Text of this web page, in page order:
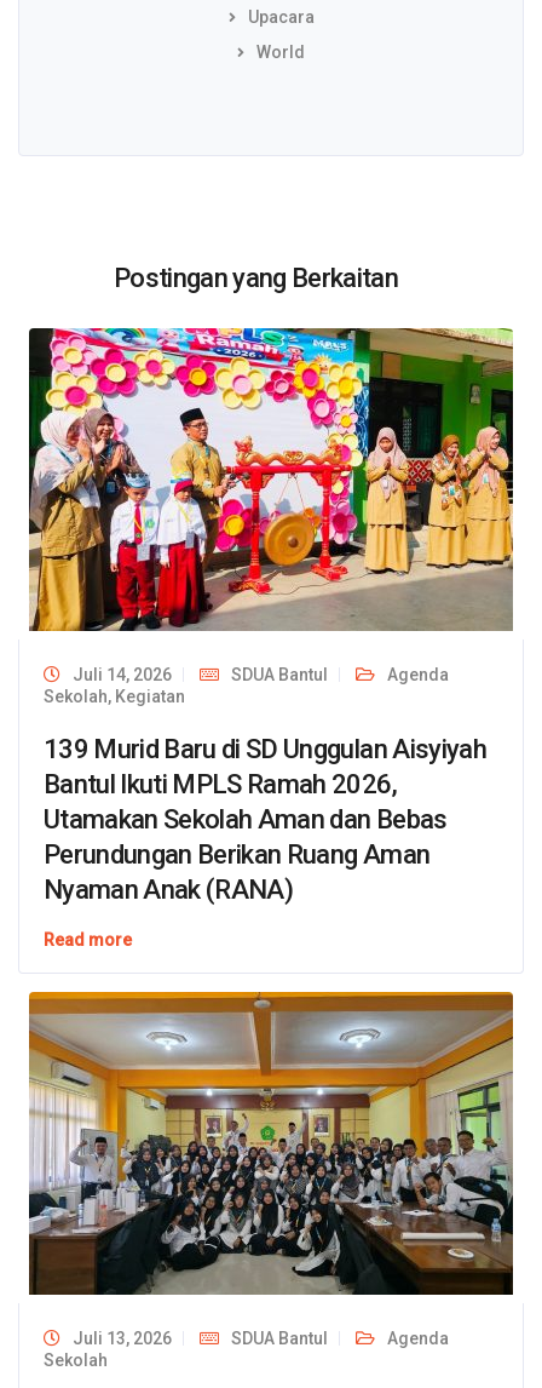
Upacara
World
Postingan yang Berkaitan
Juli 14, 2026 SDUA Bantul
Agenda
Sekolah, Kegiatan
139 Murid Baru di SD Unggulan Aisyiyah
Bantul Ikuti MPLS Ramah 2026,
Utamakan Sekolah Aman dan Bebas
Perundungan Berikan Ruang Aman
Nyaman Anak (RANA)
Read more
Juli 13, 2026 SDUA Bantul
Agenda
Sekolah